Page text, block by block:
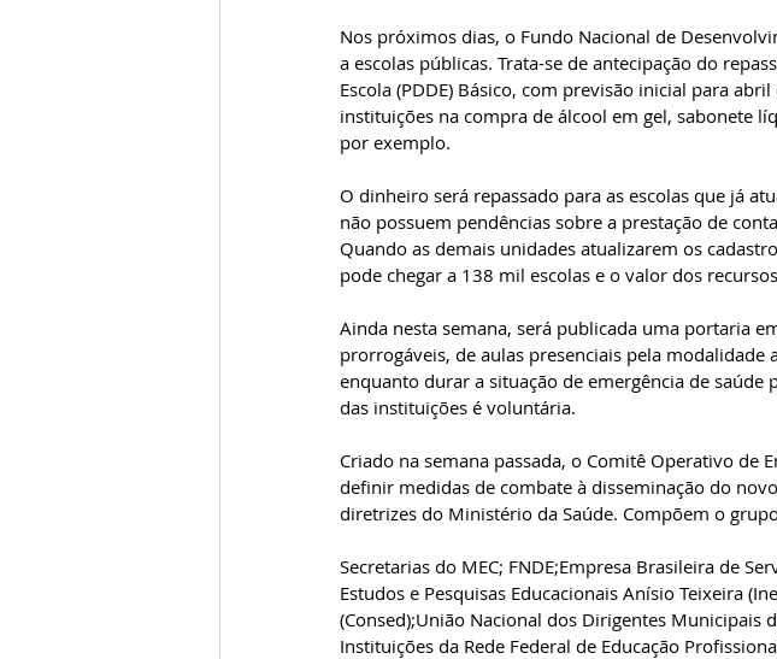
Nos próximos dias, o Fundo Nacional de
a escolas públicas. Trata-se de antecipação do
Escola (PDDE) Básico, com previsão inicial para
instituições na compra de álcool em gel, sabonete
por exemplo.
O dinheiro será repassado para as escolas que já
não possuem pendências sobre a prestação de
Quando as demais unidades atualizarem os
pode chegar a 138 mil escolas e o valor dos
Ainda nesta semana, será publicada uma portaria
prorrogáveis, de aulas presenciais pela modalidade
enquanto durar a situação de emergência de
das instituições é voluntária.
Criado na semana passada, o Comitê Operativo de
definir medidas de combate à disseminação do
diretrizes do Ministério da Saúde. Compõem o
Secretarias do MEC; FNDE;Empresa Brasileira de
Estudos e Pesquisas Educacionais Anísio Teixeira
(Consed);União Nacional dos Dirigentes Municipais
Instituições da Rede Federal de Educação